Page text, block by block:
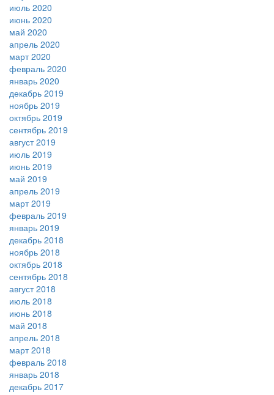
июль 2020
июнь 2020
май 2020
апрель 2020
март 2020
февраль 2020
январь 2020
декабрь 2019
ноябрь 2019
октябрь 2019
сентябрь 2019
август 2019
июль 2019
июнь 2019
май 2019
апрель 2019
март 2019
февраль 2019
январь 2019
декабрь 2018
ноябрь 2018
октябрь 2018
сентябрь 2018
август 2018
июль 2018
июнь 2018
май 2018
апрель 2018
март 2018
февраль 2018
январь 2018
декабрь 2017